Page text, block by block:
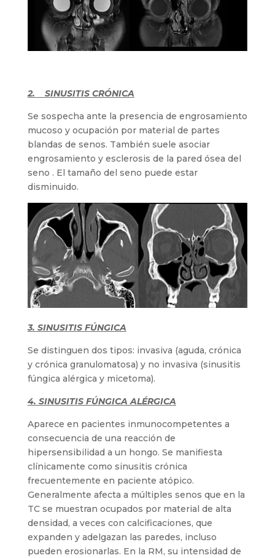
2. SINUSITIS CRÓNICA
Se sospecha ante la presencia de engrosamiento
mucoso y ocupación por material de partes
blandas de senos. También suele asociar
engrosamiento y esclerosis de la pared ósea del
seno . El tamaño del seno puede estar
disminuido.
3. SINUSITIS FÚNGICA
Se distinguen dos tipos: invasiva (aguda, crónica
y crónica granulomatosa) y no invasiva (sinusitis
fúngica alérgica y micetoma).
4. SINUSITIS FÚNGICA ALÉRGICA
Aparece en pacientes inmunocompetentes a
consecuencia de una reacción de
hipersensibilidad a un hongo. Se manifiesta
clínicamente como sinusitis crónica
frecuentemente en paciente atópico.
Generalmente afecta a múltiples senos que en la
TC se muestran ocupados por material de alta
densidad, a veces con calcificaciones, que
expanden y adelgazan las paredes, incluso
pueden erosionarlas. En la RM, su intensidad de